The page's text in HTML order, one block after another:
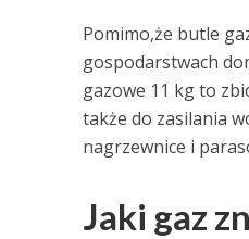
Pomimo,że butle
gospodarstwach
gazowe 11 kg to
także do zasilania
nagrzewnice i
Jaki gaz